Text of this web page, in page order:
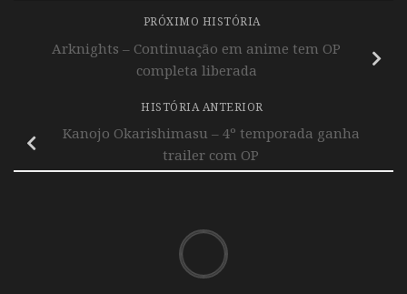
PRÓXIMO HISTÓRIA
Arknights – Continuação em anime tem OP
completa liberada
HISTÓRIA ANTERIOR
Kanojo Okarishimasu – 4º temporada ganha
trailer com OP